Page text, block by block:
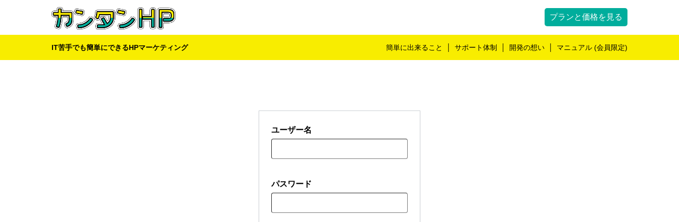
プランと価格を見る
IT苦手でも簡単にできるHPマーケティング 簡単に出来ること サポート体制 開発の想い マニュアル (会員限定)
ユーザー名
パスワード